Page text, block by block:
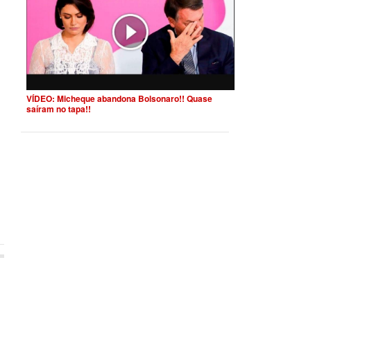
VÍDEO: Micheque abandona Bolsonaro!! Quase
saíram no tapa!!